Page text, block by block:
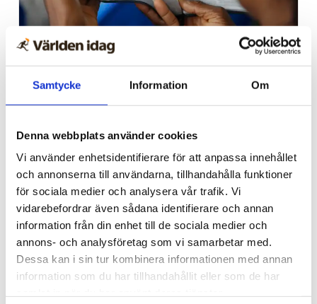
Samtycke Information Om
Denna webbplats använder cookies
Vi använder enhetsidentifierare för att anpassa innehållet
och annonserna till användarna, tillhandahålla funktioner
för sociala medier och analysera vår trafik. Vi
vidarebefordrar även sådana identifierare och annan
information från din enhet till de sociala medier och
annons- och analysföretag som vi samarbetar med.
Dessa kan i sin tur kombinera informationen med annan
information som du har tillhandahållit eller som de har
Afrika
Nigeriansk kvinna ville
slå världs­rekord – läste
Bibeln i 144 timmar